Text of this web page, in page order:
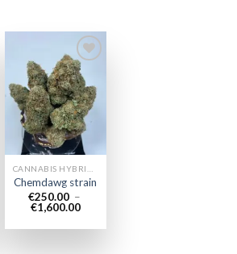
Add to
wishlist
Chemdawg strain
€250.00 –
€1,600.00Plage
prix :